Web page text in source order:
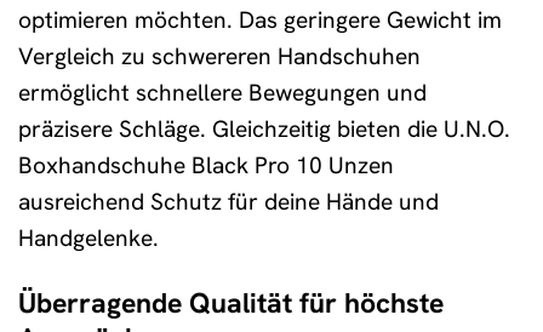
optimieren möchten. Das geringere Gewicht im
Vergleich zu schwereren Handschuhen
ermöglicht schnellere Bewegungen und
präzisere Schläge. Gleichzeitig bieten die U.N.O.
Boxhandschuhe Black Pro 10 Unzen
ausreichend Schutz für deine Hände und
Handgelenke.
Überragende Qualität für höchste